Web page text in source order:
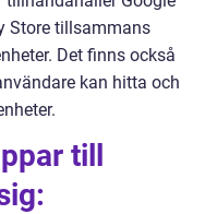
Store tillsammans
Det finns också
kan hitta och
till